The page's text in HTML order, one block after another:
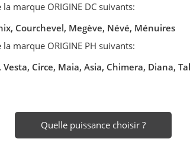
marque ORIGINE DC suivants:
Courchevel, Megève, Névé, Ménuires
marque ORIGINE PH suivants:
Circe, Maia, Asia, Chimera, Diana,
Quelle puissance choisir ?